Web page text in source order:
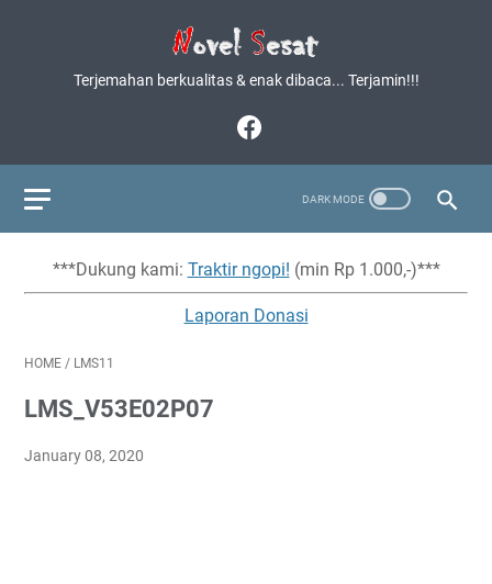
Terjemahan berkualitas & enak dibaca... Terjamin!!!
***Dukung kami: Traktir ngopi! (min Rp 1.000,-)***
Laporan Donasi
HOME / LMS11
LMS_V53E02P07
January 08, 2020